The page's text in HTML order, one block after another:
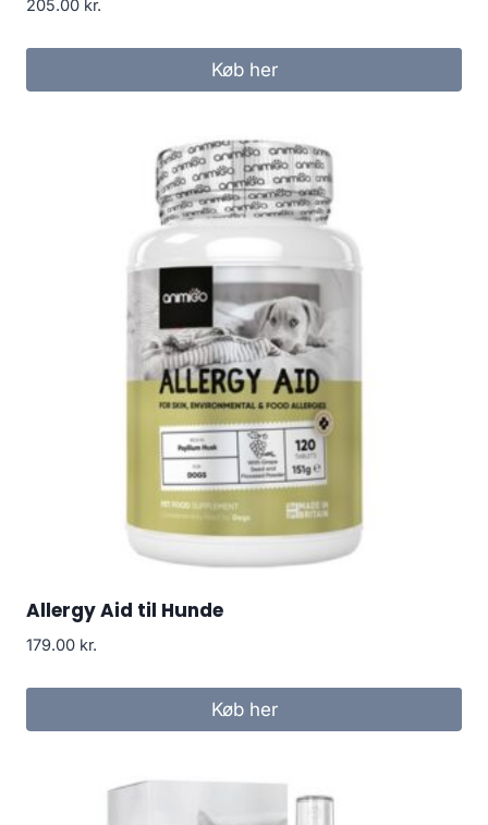
205.00 kr.
Køb her
Allergy Aid til Hunde
179.00 kr.
Køb her